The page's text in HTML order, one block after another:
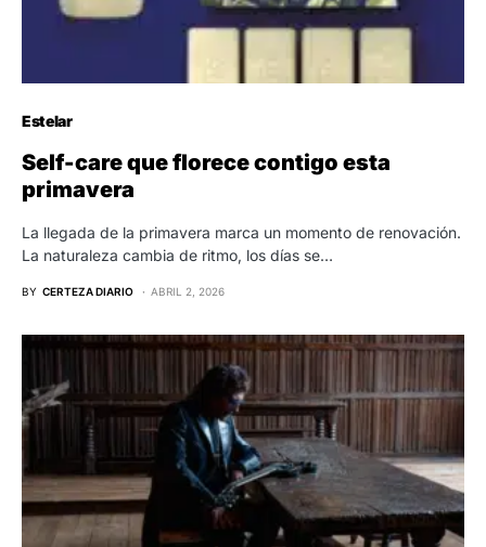
Estelar
Self-care que florece contigo esta
primavera
La llegada de la primavera marca un momento de renovación.
La naturaleza cambia de ritmo, los días se…
BY CERTEZA DIARIO ABRIL 2, 2026